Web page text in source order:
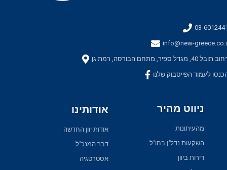
03-
info@new-
תובל 40, מגדל ספיר, מתחם הבורסה, רמת גן
לעמוד הפייסבוק שלנו
אודותינו
אודות יוון החדשה
דבר המנכ"ל
אסטרטגיה
ניווט מהיר
מהעיתונות
השקעות נדל"ן בחו"ל
דירות ביוון